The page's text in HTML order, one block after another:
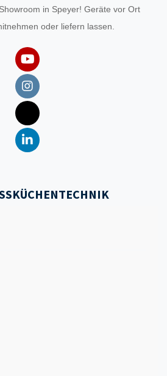
Showroom in Speyer! Geräte vor Ort
oder liefern lassen.